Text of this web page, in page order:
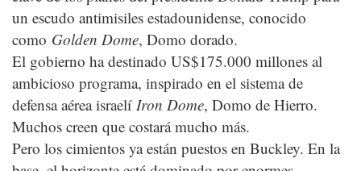
un escudo antimisiles estadounidense, conocido
como Golden Dome, Domo dorado.
El gobierno ha destinado US$175.000 millones al
ambicioso programa, inspirado en el sistema de
defensa aérea israelí Iron Dome, Domo de Hierro.
Muchos creen que costará mucho más.
Pero los cimientos ya están puestos en Buckley. En la